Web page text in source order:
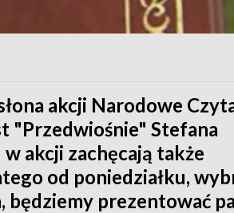
akcji Narodowe
"Przedwiośnie" Stefana
akcji zachęcają także
od poniedziałku,
prezentować